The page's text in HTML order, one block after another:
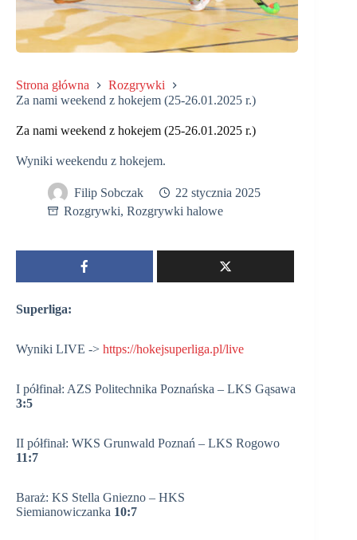
Strona główna
Rozgrywki
Za nami weekend z hokejem (25-26.01.2025 r.)
Za nami weekend z hokejem (25-26.01.2025 r.)
Wyniki weekendu z hokejem.
Filip Sobczak
22 stycznia 2025
Rozgrywki, Rozgrywki halowe
Superliga:
Wyniki LIVE -> https://hokejsuperliga.pl/live
I półfinał: AZS Politechnika Poznańska – LKS Gąsawa
3:5
II półfinał: WKS Grunwald Poznań – LKS Rogowo
11:7
Baraż: KS Stella Gniezno – HKS
Siemianowiczanka 10:7